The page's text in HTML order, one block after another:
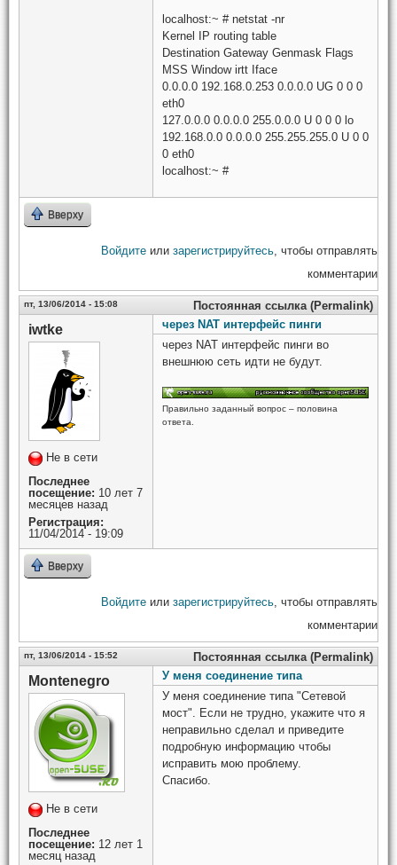
localhost:~ # netstat -nr
Kernel IP routing table
Destination Gateway Genmask Flags
MSS Window irtt Iface
0.0.0.0 192.168.0.253 0.0.0.0 UG 0 0 0
eth0
127.0.0.0 0.0.0.0 255.0.0.0 U 0 0 0 lo
192.168.0.0 0.0.0.0 255.255.255.0 U 0 0
0 eth0
localhost:~ #
Вверху
Войдите или зарегистрируйтесь , чтобы отправлять
комментарии
пт, 13/06/2014 - 15:08 Постоянная ссылка (Permalink)
iwtke
Не в сети
Последнее
посещение: 10 лет 7
месяцев назад
Регистрация:
11/04/2014 - 19:09
через NAT интерфейс пинги
через NAT интерфейс пинги во
внешнюю сеть идти не будут.
Правильно заданный вопрос – половина
ответа.
Вверху
Войдите или зарегистрируйтесь , чтобы отправлять
комментарии
пт, 13/06/2014 - 15:52 Постоянная ссылка (Permalink)
Montenegro
Не в сети
Последнее
посещение: 12 лет 1
месяц назад
У меня соединение типа
У меня соединение типа "Сетевой
мост". Если не трудно, укажите что я
неправильно сделал и приведите
подробную информацию чтобы
исправить мою проблему.
Спасибо.